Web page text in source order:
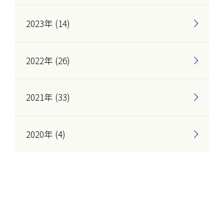
2023年 (14)
2022年 (26)
2021年 (33)
2020年 (4)